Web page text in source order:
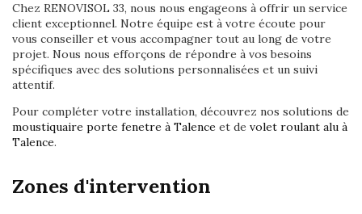
Chez RENOVISOL 33, nous nous engageons à offrir un service
client exceptionnel. Notre équipe est à votre écoute pour
vous conseiller et vous accompagner tout au long de votre
projet. Nous nous efforçons de répondre à vos besoins
spécifiques avec des solutions personnalisées et un suivi
attentif.
Pour compléter votre installation, découvrez nos solutions de
moustiquaire porte fenetre à Talence et de volet roulant alu à
Talence.
Zones d'intervention